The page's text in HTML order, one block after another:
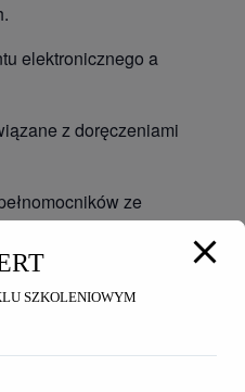
elektronicznego a
z doręczeniami
ze
na terminy, skuteczność
procesowych.
SZKOLENIOWYM